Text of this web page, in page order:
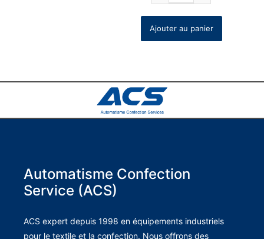
Ajouter au panier
Automatisme Confection
Service (ACS)
ACS expert depuis 1998 en équipements industriels
pour le textile et la confection. Nous offrons des